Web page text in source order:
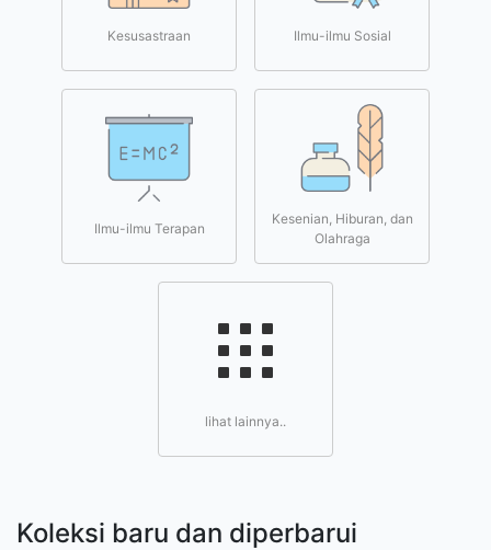
Kesusastraan Ilmu-ilmu Sosial
Ilmu-ilmu Terapan
Kesenian, Hiburan, dan
Olahraga
lihat lainnya..
Koleksi baru dan diperbarui